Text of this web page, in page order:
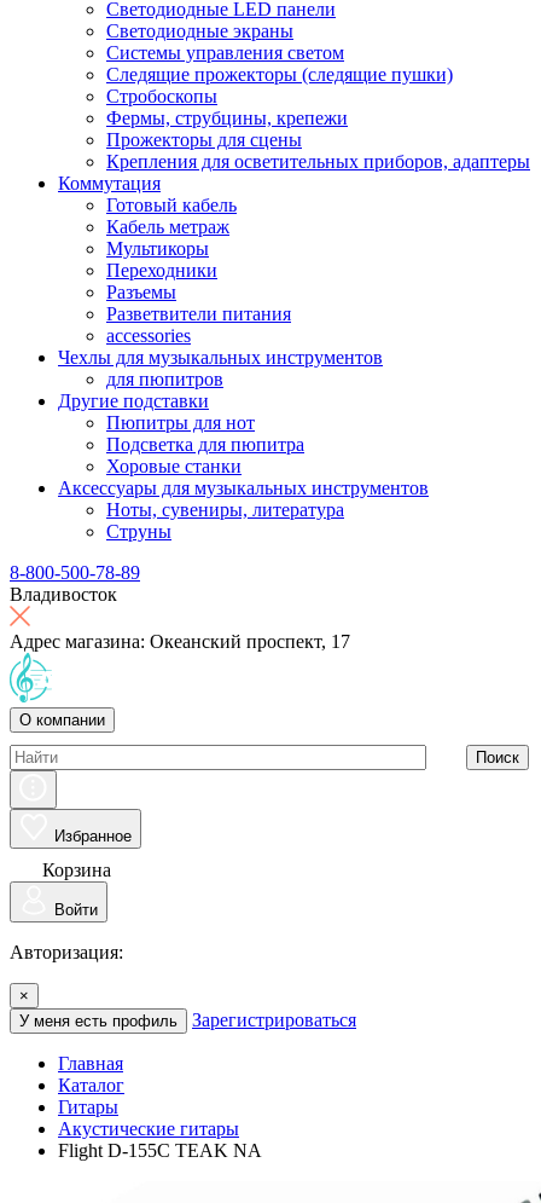
Светодиодные LED панели
Светодиодные экраны
Системы управления светом
Следящие прожекторы (следящие пушки)
Стробоскопы
Фермы, струбцины, крепежи
Прожекторы для сцены
Крепления для осветительных приборов, адаптеры
Коммутация
Готовый кабель
Кабель метраж
Мультикоры
Переходники
Разъемы
Разветвители питания
accessories
Чехлы для музыкальных инструментов
для пюпитров
Другие подставки
Пюпитры для нот
Подсветка для пюпитра
Хоровые станки
Аксессуары для музыкальных инструментов
Ноты, сувениры, литература
Струны
8-800-500-78-89
Владивосток
Адрес магазина: Океанский проспект, 17
О компании
Поиск
Избранное
Корзина
Войти
Авторизация:
×
У меня есть профиль
Зарегистрироваться
Главная
Каталог
Гитары
Акустические гитары
Flight D-155C TEAK NA